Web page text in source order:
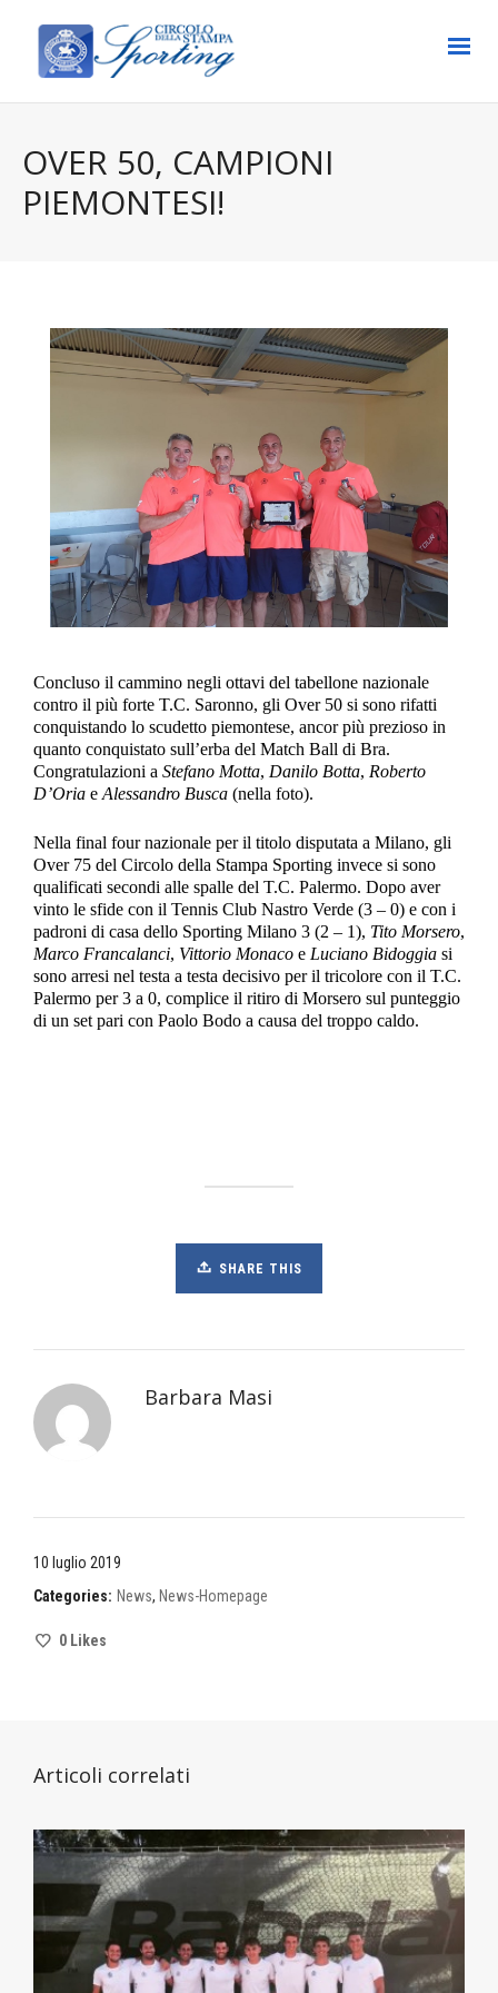
OVER 50, CAMPIONI
PIEMONTESI!
Concluso il cammino negli ottavi del tabellone nazionale
contro il più forte T.C. Saronno, gli Over 50 si sono rifatti
conquistando lo scudetto piemontese, ancor più prezioso in
quanto conquistato sull’erba del Match Ball di Bra.
Congratulazioni a Stefano Motta, Danilo Botta, Roberto
D’Oria e Alessandro Busca (nella foto).
Nella final four nazionale per il titolo disputata a Milano, gli
Over 75 del Circolo della Stampa Sporting invece si sono
qualificati secondi alle spalle del T.C. Palermo. Dopo aver
vinto le sfide con il Tennis Club Nastro Verde (3 – 0) e con i
padroni di casa dello Sporting Milano 3 (2 – 1), Tito Morsero,
Marco Francalanci, Vittorio Monaco e Luciano Bidoggia si
sono arresi nel testa a testa decisivo per il tricolore con il T.C.
Palermo per 3 a 0, complice il ritiro di Morsero sul punteggio
di un set pari con Paolo Bodo a causa del troppo caldo.
SHARE THIS
Barbara Masi
10 luglio 2019
Categories: News, News-Homepage
0 Likes
Articoli correlati